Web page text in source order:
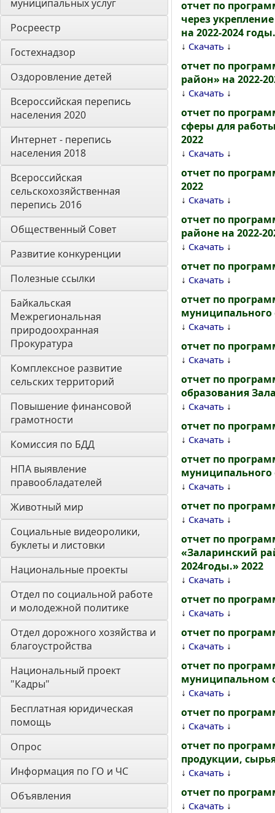
муниципальных услуг
Росреестр
Гостехнадзор
Оздоровление детей
Всероссийская перепись
населения 2020
Интернет - перепись
населения 2018
Всероссийская
сельскохозяйственная
перепись 2016
Общественный Совет
Развитие конкуренции
Полезные ссылки
Байкальская
Межрегиональная
природоохранная
Прокуратура
Комплексное развитие
сельских территорий
Повышение финансовой
грамотности
Комиссия по БДД
НПА выявление
правообладателей
Животный мир
Социальные видеоролики,
буклеты и листовки
Национальные проекты
Отдел по социальной работе
и молодежной политике
Отдел дорожного хозяйства и
благоустройства
Национальный проект
"Кадры"
Бесплатная юридическая
помощь
Опрос
Информация по ГО и ЧС
Объявления
отчет по
через
на 2022-2024
↓ Скачать ↓
отчет по
район» на 2022-
↓ Скачать ↓
отчет по
сферы для
2022
↓ Скачать ↓
отчет по
2022
↓ Скачать ↓
отчет по
районе на 2022-
↓ Скачать ↓
отчет по
↓ Скачать ↓
отчет по
муниципального
↓ Скачать ↓
отчет по
↓ Скачать ↓
отчет по
образования
↓ Скачать ↓
отчет по
↓ Скачать ↓
отчет по
муниципального
↓ Скачать ↓
отчет по
↓ Скачать ↓
отчет по
«Заларинский
2024годы.» 2022
↓ Скачать ↓
отчет по
↓ Скачать ↓
отчет по
↓ Скачать ↓
отчет по
муниципальном
↓ Скачать ↓
отчет по
↓ Скачать ↓
отчет по
продукции,
↓ Скачать ↓
отчет по
↓ Скачать ↓